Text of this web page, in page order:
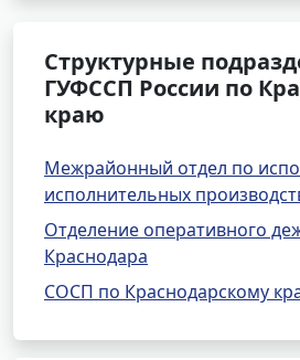
Структурные
ГУФССП России по
краю
Межрайонный отдел по
исполнительных
Отделение оперативного
Краснодара
СОСП по Краснодарскому